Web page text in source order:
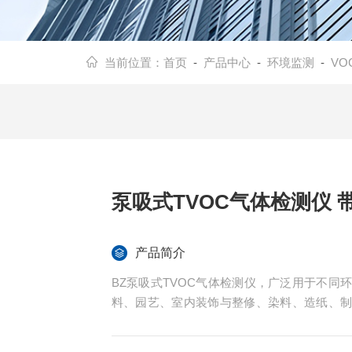
当前位置： 首页 - 产品中心- 环境监测 -
泵吸式TVOC气体检测仪
产品简介
BZ泵吸式TVOC气体检测仪，广泛用于不同
料、园艺、室内装饰与整修、染料、造纸、